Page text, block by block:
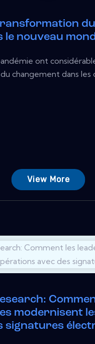
le nouveau
ont
changement dans les
View More
modernisent
signatures